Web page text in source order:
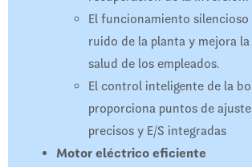
El funcionamiento silencioso
ruido de la planta y mejora
salud de los empleados.
El control inteligente de la
proporciona puntos de
precisos y E/S integradas
Motor eléctrico eficiente